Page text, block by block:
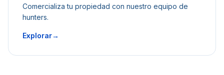
Comercializa tu propiedad con nuestro equipo de
hunters.
Explorar→